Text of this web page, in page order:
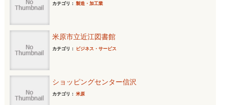
カテゴリ： 製造・加工業
米原市立近江図書館
カテゴリ： ビジネス・サービス
ショッピングセンター信沢
カテゴリ： 米原